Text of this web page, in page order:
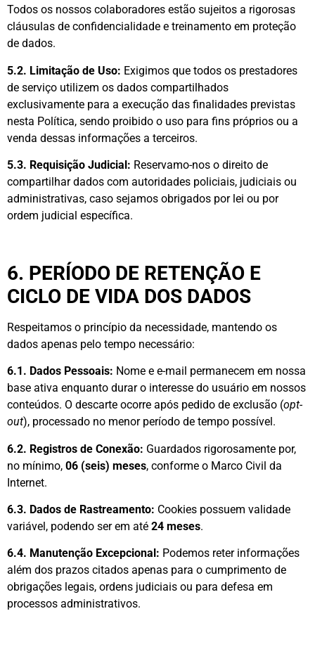
Todos os nossos colaboradores estão sujeitos a rigorosas
cláusulas de confidencialidade e treinamento em proteção
de dados.
5.2. Limitação de Uso: Exigimos que todos os prestadores
de serviço utilizem os dados compartilhados
exclusivamente para a execução das finalidades previstas
nesta Política, sendo proibido o uso para fins próprios ou a
venda dessas informações a terceiros.
5.3. Requisição Judicial: Reservamo-nos o direito de
compartilhar dados com autoridades policiais, judiciais ou
administrativas, caso sejamos obrigados por lei ou por
ordem judicial específica.
6. PERÍODO DE RETENÇÃO E
CICLO DE VIDA DOS DADOS
Respeitamos o princípio da necessidade, mantendo os
dados apenas pelo tempo necessário:
6.1. Dados Pessoais: Nome e e-mail permanecem em nossa
base ativa enquanto durar o interesse do usuário em nossos
conteúdos. O descarte ocorre após pedido de exclusão (opt-
out), processado no menor período de tempo possível.
6.2. Registros de Conexão: Guardados rigorosamente por,
no mínimo, 06 (seis) meses, conforme o Marco Civil da
Internet.
6.3. Dados de Rastreamento: Cookies possuem validade
variável, podendo ser em até 24 meses.
6.4. Manutenção Excepcional: Podemos reter informações
além dos prazos citados apenas para o cumprimento de
obrigações legais, ordens judiciais ou para defesa em
processos administrativos.